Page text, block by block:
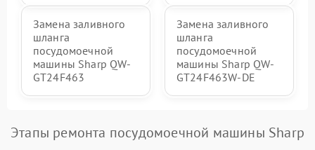
Замена заливного
шланга
посудомоечной
машины Sharp QW-
GT24F463
Замена заливного
шланга
посудомоечной
машины Sharp QW-
GT24F463W-DE
Этапы ремонта посудомоечной машины Sharp